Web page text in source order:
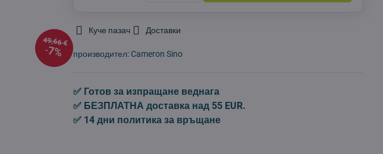
49,66 €
7%
Куче пазач Доставки
производител: Cameron Sino
✅ Готов за изпращане веднага
✅ БЕЗПЛАТНА доставка над 55 EUR.
✅ 14 дни политика за връщане